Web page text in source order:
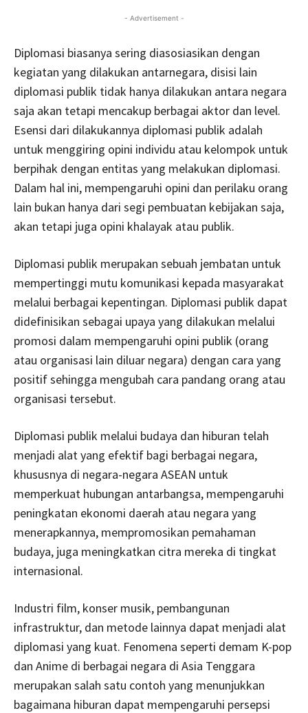
- Advertisement -
Diplomasi biasanya sering diasosiasikan dengan
kegiatan yang dilakukan antarnegara, disisi lain
diplomasi publik tidak hanya dilakukan antara negara
saja akan tetapi mencakup berbagai aktor dan level.
Esensi dari dilakukannya diplomasi publik adalah
untuk menggiring opini individu atau kelompok untuk
berpihak dengan entitas yang melakukan diplomasi.
Dalam hal ini, mempengaruhi opini dan perilaku orang
lain bukan hanya dari segi pembuatan kebijakan saja,
akan tetapi juga opini khalayak atau publik.
Diplomasi publik merupakan sebuah jembatan untuk
mempertinggi mutu komunikasi kepada masyarakat
melalui berbagai kepentingan. Diplomasi publik dapat
didefinisikan sebagai upaya yang dilakukan melalui
promosi dalam mempengaruhi opini publik (orang
atau organisasi lain diluar negara) dengan cara yang
positif sehingga mengubah cara pandang orang atau
organisasi tersebut.
Diplomasi publik melalui budaya dan hiburan telah
menjadi alat yang efektif bagi berbagai negara,
khususnya di negara-negara ASEAN untuk
memperkuat hubungan antarbangsa, mempengaruhi
peningkatan ekonomi daerah atau negara yang
menerapkannya, mempromosikan pemahaman
budaya, juga meningkatkan citra mereka di tingkat
internasional.
Industri film, konser musik, pembangunan
infrastruktur, dan metode lainnya dapat menjadi alat
diplomasi yang kuat. Fenomena seperti demam K-pop
dan Anime di berbagai negara di Asia Tenggara
merupakan salah satu contoh yang menunjukkan
bagaimana hiburan dapat mempengaruhi persepsi